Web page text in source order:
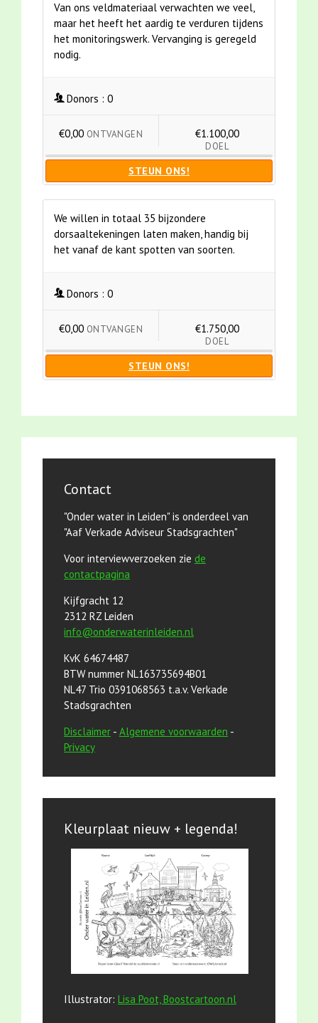
Van ons veldmateriaal verwachten we veel,
maar het heeft het aardig te verduren tijdens
het monitoringswerk. Vervanging is geregeld
nodig.
Donors : 0
€0,00 ONTVANGEN €1.100,00
DOEL
STEUN ONS!
We willen in totaal 35 bijzondere
dorsaaltekeningen laten maken, handig bij
het vanaf de kant spotten van soorten.
Donors : 0
€0,00 ONTVANGEN €1.750,00
DOEL
STEUN ONS!
Contact
"Onder water in Leiden" is onderdeel van
"Aaf Verkade Adviseur Stadsgrachten"
Voor interviewverzoeken zie de
contactpagina
Kijfgracht 12
2312 RZ Leiden
info@onderwaterinleiden.nl
KvK 64674487
BTW nummer NL163735694B01
NL47 Trio 0391068563 t.a.v. Verkade
Stadsgrachten
Disclaimer - Algemene voorwaarden -
Privacy
Kleurplaat nieuw + legenda!
Illustrator: Lisa Poot, Boostcartoon.nl